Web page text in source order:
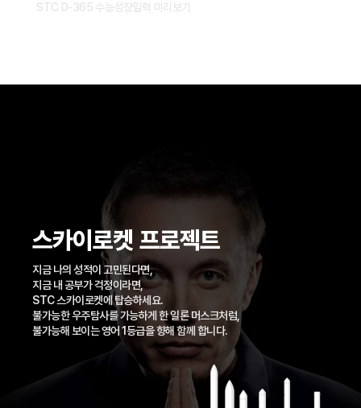
STC D-365 수능성장일력 미리보기
스카이로켓 프로젝트
지금 나의 성적이 고민된다면,
지금 내 공부가 걱정이라면,
STC 스카이로켓에 탑승하세요.
불가능한 우주탐사를 가능하게 한 일론 머스크처럼,
불가능해 보이는 영어 1등급을 향해 함께 합니다.